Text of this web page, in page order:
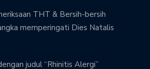
THT & Bersih-bersih
memperingati Dies Natalis
judul “Rhinitis Alergi”